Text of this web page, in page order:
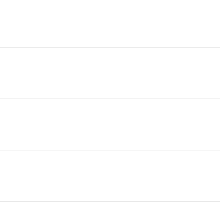
为那里很黑，黑的地方就有危险！危险就意味着容易死
种方式，推荐大家使用直下式，省时间，但是需要做大